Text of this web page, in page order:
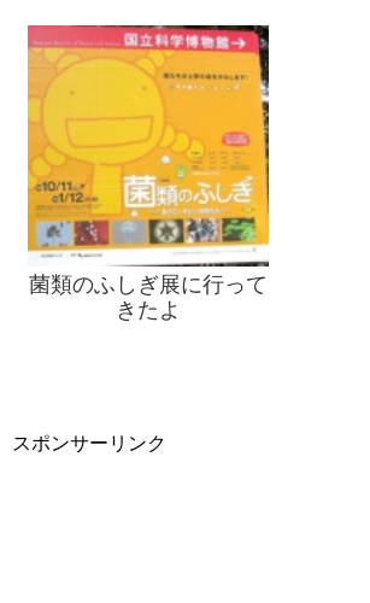
菌類のふしぎ展に行って
きたよ
スポンサーリンク